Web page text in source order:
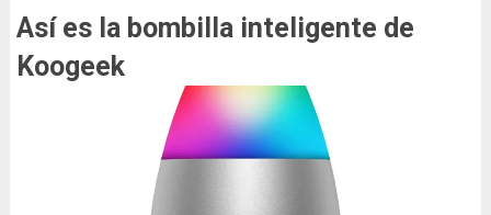
Así es la bombilla inteligente de
Koogeek